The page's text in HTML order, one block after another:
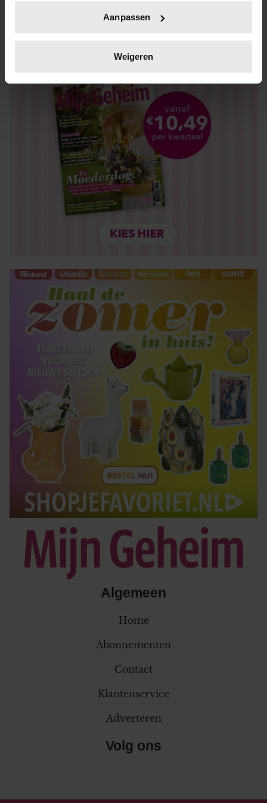
op specifieke eigenschappen (fingerprinting)
verwerkt en stel uw voorkeuren in het
intrekken in de Cookieverklaring.
We gebruiken cookies om content en advertenties te
personaliseren, om functies voor social media te bieden
en om ons websiteverkeer te analyseren. Ook delen we
informatie over uw gebruik van onze site met onze
partners voor social media, adverteren en analyse. Deze
partners kunnen deze gegevens combineren met andere
informatie die u aan ze heeft verstrekt of die ze hebben
verzameld op basis van uw gebruik van hun services. U
Aanpassen
Weigeren
Algemeen
Home
Abonnementen
Contact
Klantenservice
Adverteren
Volg ons